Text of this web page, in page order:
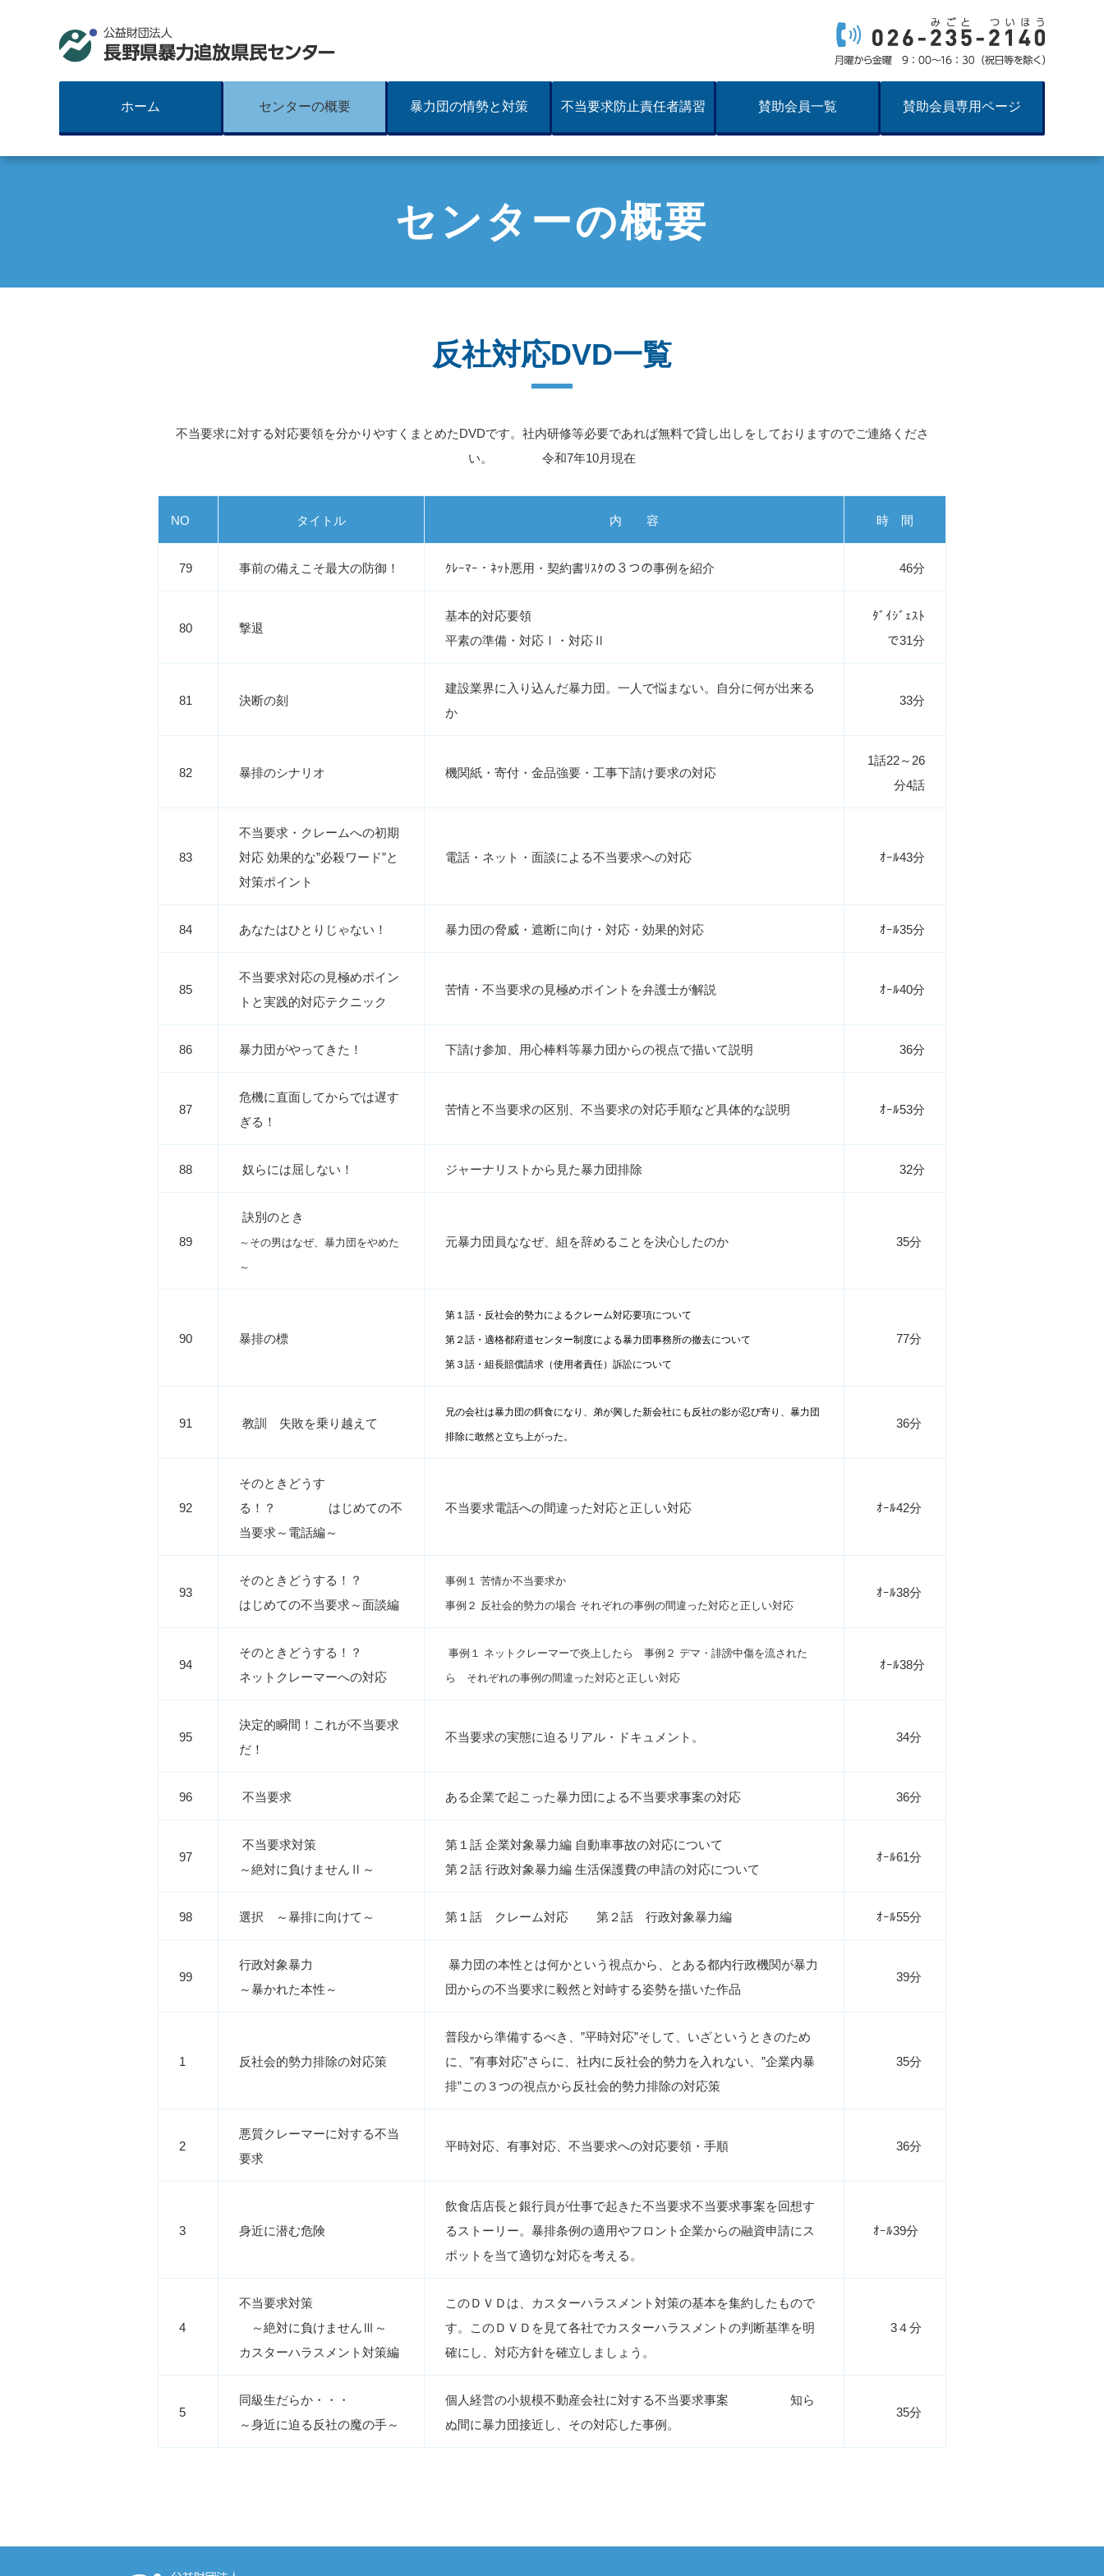
ホーム センターの概要 暴力団の情勢と対策 不当要求防止責任者講習 賛助会員一覧 賛助会員専用ページ
センターの概要
反社対応DVD一覧
不当要求に対する対応要領を分かりやすくまとめたDVDです。社内研修等必要であれば無料で貸し出しをしておりますのでご連絡くださ
い。 令和7年10月現在
NO タイトル 内 容 時 間
79 事前の備えこそ最大の防御！ ｸﾚｰﾏｰ・ﾈｯﾄ悪用・契約書ﾘｽｸの３つの事例を紹介 46分
80 撃退
基本的対応要領
平素の準備・対応Ⅰ・対応Ⅱ
ﾀﾞｲｼﾞｪｽﾄ
で31分
81 決断の刻
建設業界に入り込んだ暴力団。一人で悩まない。自分に何が出来る
か
33分
82 暴排のシナリオ 機関紙・寄付・金品強要・工事下請け要求の対応
1話22～26
分4話
83
不当要求・クレームへの初期
対応 効果的な”必殺ワード”と
対策ポイント
電話・ネット・面談による不当要求への対応 ｵｰﾙ43分
84 あなたはひとりじゃない！ 暴力団の脅威・遮断に向け・対応・効果的対応 ｵｰﾙ35分
85
不当要求対応の見極めポイン
トと実践的対応テクニック
苦情・不当要求の見極めポイントを弁護士が解説 ｵｰﾙ40分
86 暴力団がやってきた！ 下請け参加、用心棒料等暴力団からの視点で描いて説明 36分
87
危機に直面してからでは遅す
ぎる！
苦情と不当要求の区別、不当要求の対応手順など具体的な説明 ｵｰﾙ53分
88 奴らには屈しない！ ジャーナリストから見た暴力団排除 32分
89
訣別のとき
～その男はなぜ、暴力団をやめた
～
元暴力団員ななぜ、組を辞めることを決心したのか 35分
90 暴排の標
第１話 ・反社会的勢力によるクレーム対応要項について
第２話・適格都府道センター制度による暴力団事務所の撤去について
第３話 ・組長賠償請求（使用者責任）訴訟について
77分
91 教訓 失敗を乗り越えて
兄の会社は暴力団の餌食になり、弟が興した新会社にも反社の影が忍び寄り、暴力団
排除に敢然と立ち上がった。
36分
92
そのときどうす
る！？ はじめての不
当要求～電話編～
不当要求電話への間違った対応と正しい対応 ｵｰﾙ42分
93
そのときどうする！？
はじめての不当要求～面談編
事例１ 苦情か不当要求か
事例２ 反社会的勢力の場合 それぞれの事例の間違った対応と正しい対応
ｵｰﾙ38分
94
そのときどうする！？
ネットクレーマーへの対応
事例１ ネットクレーマーで炎上したら 事例２ デマ・誹謗中傷を流された
ら それぞれの事例の間違った対応と正しい対応
ｵｰﾙ38分
95
決定的瞬間！これが不当要求
だ！
不当要求の実態に迫るリアル・ドキュメント。 34分
96 不当要求 ある企業で起こった暴力団による不当要求事案の対応 36分
97
不当要求対策
～絶対に負けませんⅡ～
第１話 企業対象暴力編 自動車事故の対応について
第２話 行政対象暴力編 生活保護費の申請の対応について
ｵｰﾙ61分
98 選択 ～暴排に向けて～ 第１話 クレーム対応 第２話 行政対象暴力編 ｵｰﾙ55分
99
行政対象暴力
～暴かれた本性～
暴力団の本性とは何かという視点から、とある都内行政機関が暴力
団からの不当要求に毅然と対峙する姿勢を描いた作品
39分
1 反社会的勢力排除の対応策
普段から準備するべき、”平時対応”そして、いざというときのため
に、”有事対応”さらに、社内に反社会的勢力を入れない、”企業内暴
排”この３つの視点から反社会的勢力排除の対応策
35分
2
悪質クレーマーに対する不当
要求
平時対応、有事対応、不当要求への対応要領・手順 36分
3 身近に潜む危険
飲食店店長と銀行員が仕事で起きた不当要求不当要求事案を回想す
るストーリー。暴排条例の適用やフロント企業からの融資申請にス
ポットを当て適切な対応を考える。
ｵｰﾙ39分
4
不当要求対策
～絶対に負けませんⅢ～
カスターハラスメント対策編
このＤＶＤは、カスターハラスメント対策の基本を集約したもので
す。このＤＶＤを見て各社でカスターハラスメントの判断基準を明
確にし、対応方針を確立しましょう。
3４分
5
同級生だらか・・・
～身近に迫る反社の魔の手～
個人経営の小規模不動産会社に対する不当要求事案 知ら
ぬ間に暴力団接近し、その対応した事例。
35分